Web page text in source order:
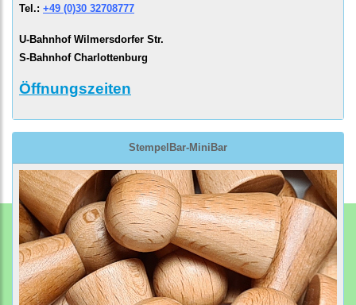
Tel.: +49 (0)30 32708777
U-Bahnhof Wilmersdorfer Str.
S-Bahnhof Charlottenburg
Öffnungszeiten
StempelBar-MiniBar